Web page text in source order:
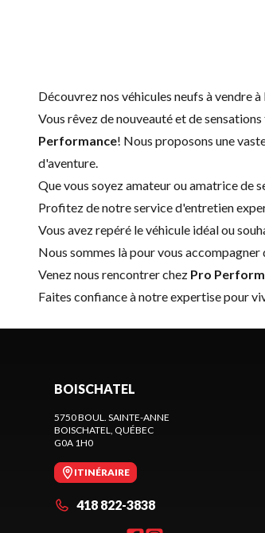
Découvrez nos véhicules neufs à vendre
Vous rêvez de nouveauté et de
Performance! Nous proposons une
d'aventure.
Que vous soyez amateur ou amatrice de
Profitez de notre service d'entretien
Vous avez repéré le véhicule idéal ou
Nous sommes là pour vous
Venez nous rencontrer chez Pro
Faites confiance à notre expertise pour
BOISCHATEL
5750 BOUL. SAINTE-ANNE
BOISCHATEL
, QUÉBEC
G0A 1H0
ITINÉRAIRE
418 822-3838